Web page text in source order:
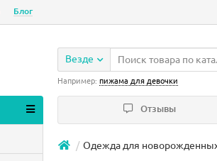
Блог
Везде
Например: пижама для девочки
Отзывы
Одежда для